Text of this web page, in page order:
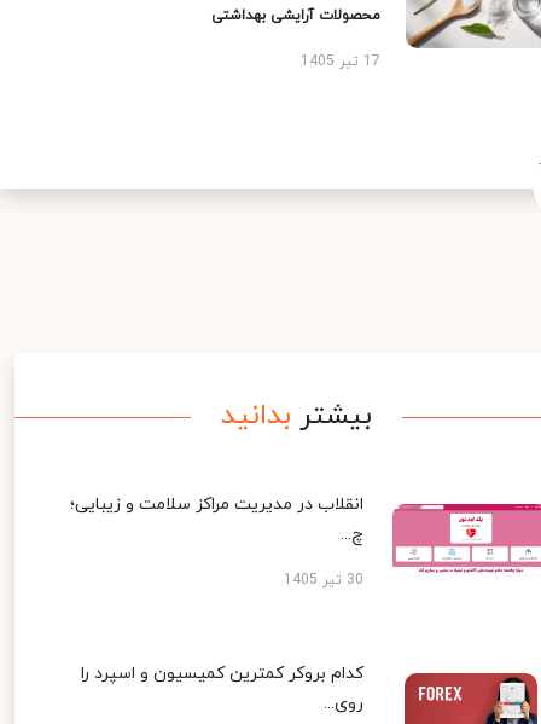
محصولات آرایشی بهداشتی
17 تیر 1405
بیشتر بدانید
انقلاب در مدیریت مراکز سلامت و زیبایی؛
چ...
30 تیر 1405
کدام بروکر کمترین کمیسیون و اسپرد را
روی...